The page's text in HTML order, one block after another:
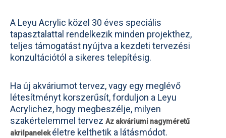
A Leyu Acrylic közel 30 éves speciális
tapasztalattal rendelkezik minden projekthez,
teljes támogatást nyújtva a kezdeti tervezési
konzultációtól a sikeres telepítésig.
Ha új akváriumot tervez, vagy egy meglévő
létesítményt korszerűsít, forduljon a Leyu
Acrylichez, hogy megbeszélje, milyen
szakértelemmel tervez Az akváriumi nagyméretű
akrilpanelekéletre kelthetik a látásmódot.